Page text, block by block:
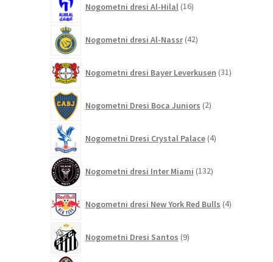
Nogometni dresi Al-Hilal 16izdelkov
Nogometni dresi Al-Nassr 42izdelkov
Nogometni dresi Bayer Leverkusen 31izdelkov
Nogometni Dresi Boca Juniors 2izdelka
Nogometni Dresi Crystal Palace 4izdelki
Nogometni dresi Inter Miami 132izdelkov
Nogometni dresi New York Red Bulls 4izdelki
Nogometni Dresi Santos 9izdelkov